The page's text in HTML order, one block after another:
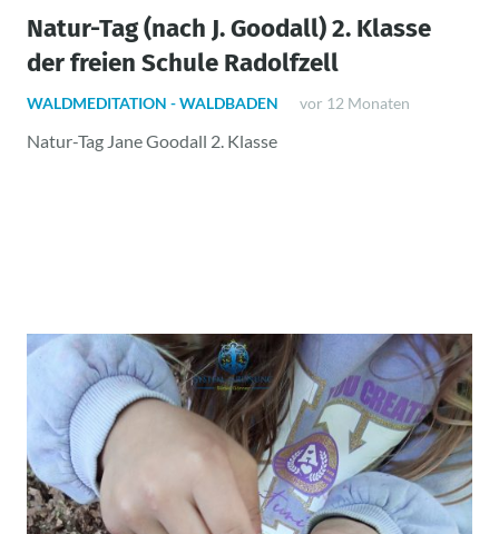
Natur-Tag (nach J. Goodall) 2. Klasse
der freien Schule Radolfzell
WALDMEDITATION - WALDBADEN vor 12 Monaten
Natur-Tag Jane Goodall 2. Klasse